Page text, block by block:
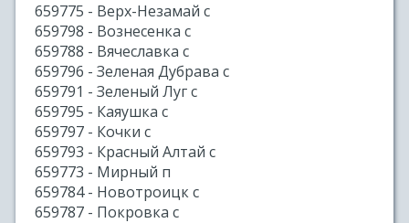
659775 - Верх-Незамай с
659798 - Вознесенка с
659788 - Вячеславка с
659796 - Зеленая Дубрава с
659791 - Зеленый Луг с
659795 - Каяушка с
659797 - Кочки с
659793 - Красный Алтай с
659773 - Мирный п
659784 - Новотроицк с
659787 - Покровка с